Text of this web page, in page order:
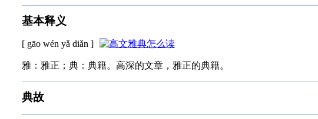
基本释义
[ gāo wén yǎ diǎn ]
雅：雅正；典：典籍。高深的文章，雅正的典籍。
典故